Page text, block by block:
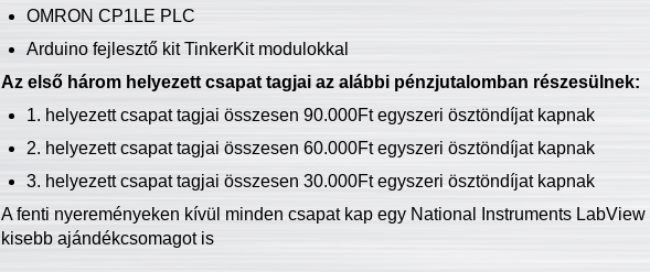
OMRON CP1LE PLC
Arduino fejlesztő kit TinkerKit modulokkal
Az első három helyezett csapat tagjai az alábbi pénzjutalomban részesülnek:
1. helyezett csapat tagjai összesen 90.000Ft egyszeri ösztöndíjat kapnak
2. helyezett csapat tagjai összesen 60.000Ft egyszeri ösztöndíjat kapnak
3. helyezett csapat tagjai összesen 30.000Ft egyszeri ösztöndíjat kapnak
A fenti nyereményeken kívül minden csapat kap egy National Instruments
kisebb ajándékcsomagot is